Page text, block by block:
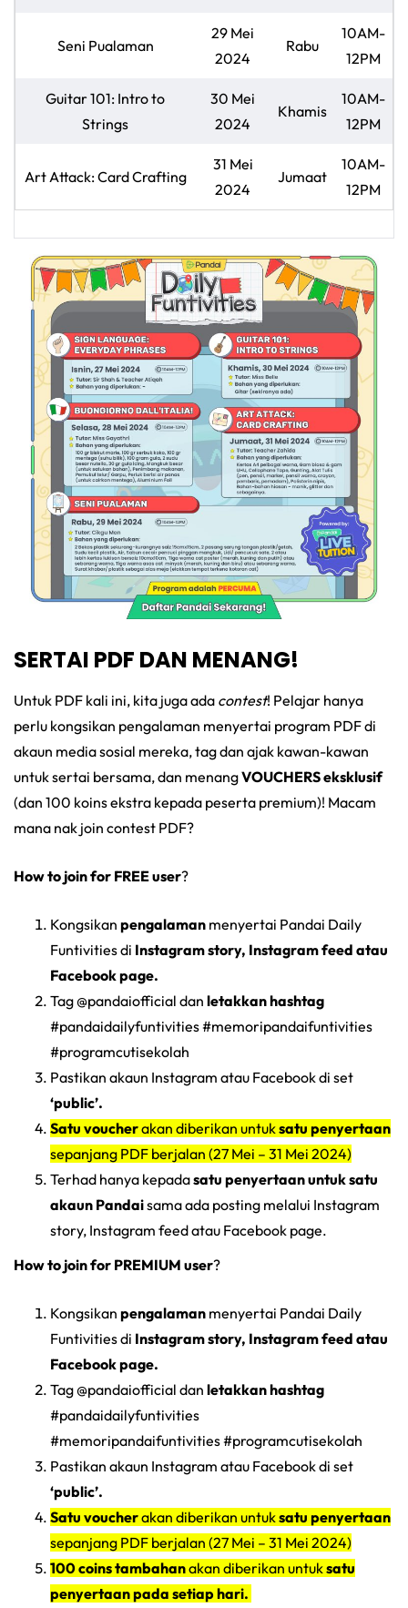
Seni Pualaman
29 Mei
2024
Rabu
10AM-
12PM
Guitar 101: Intro to
Strings
30 Mei
2024
Khamis
10AM-
12PM
Art Attack: Card Crafting
31 Mei
2024
Jumaat
10AM-
12PM
SERTAI PDF DAN MENANG!
Untuk PDF kali ini, kita juga ada contest! Pelajar hanya
perlu kongsikan pengalaman menyertai program PDF di
akaun media sosial mereka, tag dan ajak kawan-kawan
untuk sertai bersama, dan menangVOUCHERS eksklusif
(dan 100 koins ekstra kepada peserta premium)! Macam
mana nak join contest PDF?
How to join for FREE user?
Kongsikan pengalaman menyertai Pandai Daily
Funtivities di Instagram story, Instagram feed atau
Facebook page.
Tag @pandaiofficial dan letakkan hashtag
#pandaidailyfuntivities #memoripandaifuntivities
#programcutisekolah
Pastikan akaun Instagram atau Facebook di set
‘public’.
Satu voucherakan diberikan untuksatu penyertaan
sepanjang PDF berjalan (27 Mei – 31 Mei 2024)
Terhad hanya kepadasatu penyertaanuntuk satu
akaun Pandaisama ada posting melalui Instagram
story, Instagram feed atau Facebook page.
How to join for PREMIUM user?
Kongsikan pengalaman menyertai Pandai Daily
Funtivities di Instagram story, Instagram feed atau
Facebook page.
Tag @pandaiofficial dan letakkan hashtag
#pandaidailyfuntivities
#memoripandaifuntivities #programcutisekolah
Pastikan akaun Instagram atau Facebook di set
‘public’.
Satu voucherakan diberikan untuksatu penyertaan
sepanjang PDF berjalan (27 Mei – 31 Mei 2024)
100 coins tambahanakan diberikan untuksatu
penyertaan pada setiap hari.